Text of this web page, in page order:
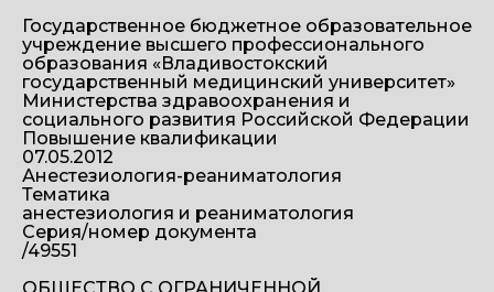
Государственное бюджетное образовательное
учреждение высшего профессионального
образования «Владивостокский
государственный медицинский университет»
Министерства здравоохранения и
социального развития Российской Федерации
Повышение квалификации
07.05.2012
Анестезиология-реаниматология
Тематика
анестезиология и реаниматология
Серия/номер документа
/49551